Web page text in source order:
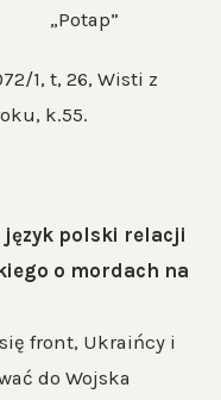
1, t, 26, Wisti z
k.55.
język polski relacji
o mordach na
front, Ukraińcy i
do Wojska